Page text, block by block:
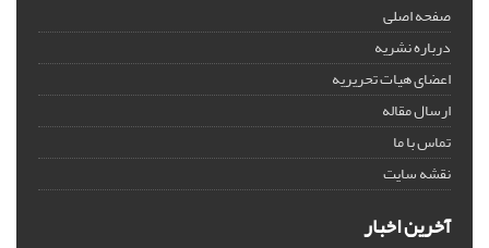
صفحه اصلی
درباره نشریه
اعضای هیات تحریریه
ارسال مقاله
تماس با ما
نقشه سایت
آخرین اخبار